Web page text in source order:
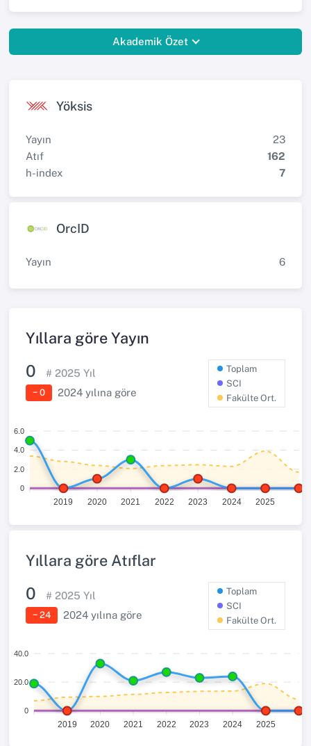
Akademik Özet
Yöksis
Yayın
23
Atıf
162
h-index
7
OrcID
Yayın 6
Yıllara göre Yayın
0 # 2025 Yıl
− 0 2024 yılına göre
Toplam
SCI
Fakülte Ort.
6.0
4.0
2.0
0
2019 2020 2021 2022 2023 2024 2025
Yıllara göre Atıflar
0 # 2025 Yıl
− 24 2024 yılına göre
Toplam
SCI
Fakülte Ort.
40.0
20.0
0
2019 2020 2021 2022 2023 2024 2025